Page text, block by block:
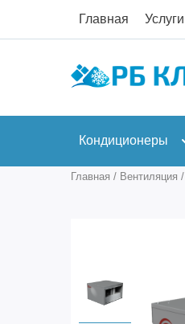
Главная Услуги
Кондиционеры
Главная / Вентиляция /